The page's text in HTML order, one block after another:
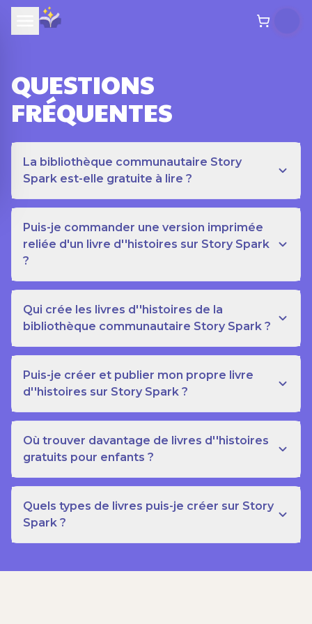
QUESTIONS
FRÉQUENTES
La bibliothèque communautaire Story
Spark est-elle gratuite à lire ?
Puis-je commander une version imprimée
reliée d'un livre d''histoires sur Story Spark
?
Qui crée les livres d''histoires de la
bibliothèque communautaire Story Spark ?
Puis-je créer et publier mon propre livre
d''histoires sur Story Spark ?
Où trouver davantage de livres d''histoires
gratuits pour enfants ?
Quels types de livres puis-je créer sur Story
Spark ?